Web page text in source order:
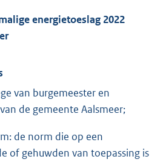
energietoeslag 2022
van burgemeester en
de gemeente Aalsmeer;
de norm die op een
of gehuwden van toepassing is